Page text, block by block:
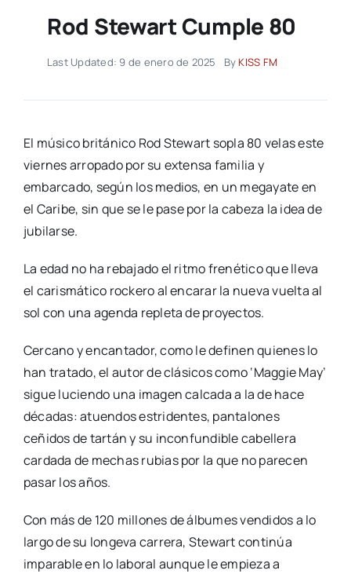
Rod Stewart Cumple 80
Last Updated: 9 de enero de 2025 By KISS FM
El músico británico Rod Stewart sopla 80 velas este
viernes arropado por su extensa familia y
embarcado, según los medios, en un megayate en
el Caribe, sin que se le pase por la cabeza la idea de
jubilarse.
La edad no ha rebajado el ritmo frenético que lleva
el carismático rockero al encarar la nueva vuelta al
sol con una agenda repleta de proyectos.
Cercano y encantador, como le definen quienes lo
han tratado, el autor de clásicos como ‘Maggie May’
sigue luciendo una imagen calcada a la de hace
décadas: atuendos estridentes, pantalones
ceñidos de tartán y su inconfundible cabellera
cardada de mechas rubias por la que no parecen
pasar los años.
Con más de 120 millones de álbumes vendidos a lo
largo de su longeva carrera, Stewart continúa
imparable en lo laboral aunque le empieza a